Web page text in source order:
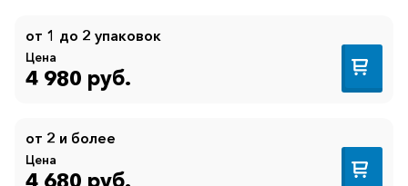
от 1 до 2 упаковок
Цена
4 980 руб.
от 2 и более
Цена
4 680 руб.